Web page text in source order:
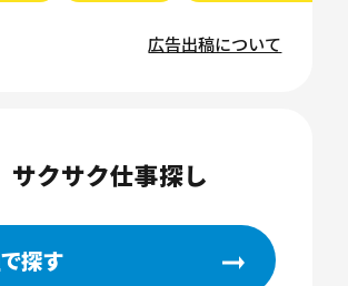
広告出稿について
サクサク仕事探し
探す